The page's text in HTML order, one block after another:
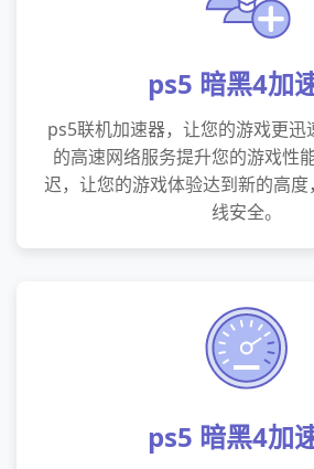
ps5 暗黑4加
ps5联机加速器，让您的游戏更迅
的高速网络服务提升您的游戏性
迟，让您的游戏体验达到新的高
线安全。
ps5 暗黑4加